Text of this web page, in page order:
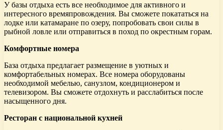
У базы отдыха есть все необходимое для активного и
интересного времяпровождения. Вы сможете покататься на
лодке или катамаране по озеру, попробовать свои силы в
рыбной ловле или отправиться в поход по окрестным горам.
Комфортные номера
База отдыха предлагает размещение в уютных и
комфортабельных номерах. Все номера оборудованы
необходимой мебелью, санузлом, кондиционером и
телевизором. Вы сможете отдохнуть и расслабиться после
насыщенного дня.
Ресторан с национальной кухней